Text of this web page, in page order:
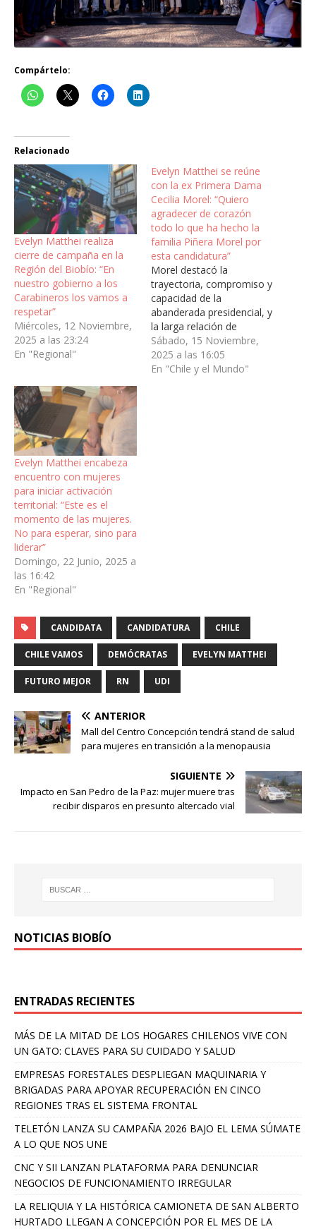
Compártelo:
Relacionado
Evelyn Matthei realiza
cierre de campaña en la
Región del Biobío: “En
nuestro gobierno a los
Carabineros los vamos a
respetar”
Miércoles, 12 Noviembre,
2025 a las 23:24
En "Regional"
Evelyn Matthei se reúne
con la ex Primera Dama
Cecilia Morel: “Quiero
agradecer de corazón
todo lo que ha hecho la
familia Piñera Morel por
esta candidatura”
Morel destacó la
trayectoria, compromiso y
capacidad de la
abanderada presidencial, y
la larga relación de
amistad con su familia.
Ambas tuvieron un sentido
recordatorio del trabajo
Sábado, 15 Noviembre,
2025 a las 16:05
En "Chile y el Mundo"
Evelyn Matthei encabeza
encuentro con mujeres
para iniciar activación
territorial: “Este es el
momento de las mujeres.
No para esperar, sino para
liderar”
Domingo, 22 Junio, 2025 a
las 16:42
En "Regional"
CANDIDATA CANDIDATURA CHILE
CHILE VAMOS DEMÓCRATAS EVELYN MATTHEI
FUTURO MEJOR RN UDI
ANTERIOR
Mall del Centro Concepción tendrá stand de salud
para mujeres en transición a la menopausia
SIGUIENTE
Impacto en San Pedro de la Paz: mujer muere tras
recibir disparos en presunto altercado vial
NOTICIAS BIOBÍO
ENTRADAS RECIENTES
MÁS DE LA MITAD DE LOS HOGARES CHILENOS VIVE CON
UN GATO: CLAVES PARA SU CUIDADO Y SALUD
EMPRESAS FORESTALES DESPLIEGAN MAQUINARIA Y
BRIGADAS PARA APOYAR RECUPERACIÓN EN CINCO
REGIONES TRAS EL SISTEMA FRONTAL
TELETÓN LANZA SU CAMPAÑA 2026 BAJO EL LEMA SÚMATE
A LO QUE NOS UNE
CNC Y SII LANZAN PLATAFORMA PARA DENUNCIAR
NEGOCIOS DE FUNCIONAMIENTO IRREGULAR
LA RELIQUIA Y LA HISTÓRICA CAMIONETA DE SAN ALBERTO
HURTADO LLEGAN A CONCEPCIÓN POR EL MES DE LA